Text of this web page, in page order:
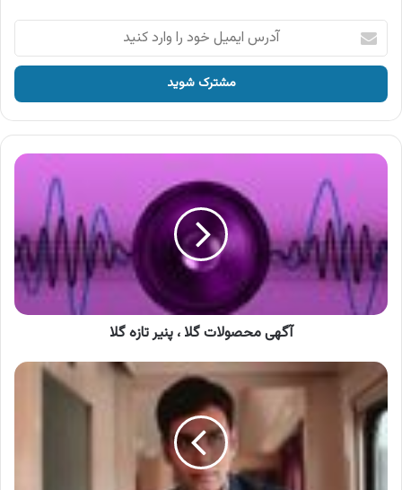
آدرس
ایمیل
خود
وارد
کنید
آگهی
محصولات
،
پنیر
تازه
گلا
آگهی محصولات گلا ، پنیر تازه گلا
آگهی
بن
ریل
سفر